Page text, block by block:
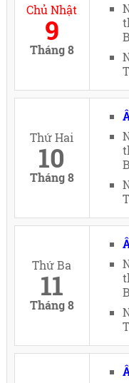
Chủ Nhật
9
Tháng 8
Thứ Hai
10
Tháng 8
Thứ Ba
11
Tháng 8